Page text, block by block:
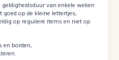
van enkele weken
op de kleine lettertjes;
op reguliere items en niet op
en borden,